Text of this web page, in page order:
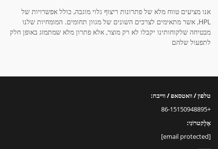
אנו מציעים טווח מלא של פתרונות ריצוף גלוי מוגבה, כולל אפשרויות של
HPL, אשר מתאימים לצרכים השונים של מגוון תחומים. המומחיות שלנו
מבטיחה שלקוחותינו יקבלו לא רק מוצר, אלא פתרון מלא שמתמזג באופן חלק
לתפעול שלהם
טלפון / וואטסאפ / ווייבח:
+86-15150948895
אֶלֶקטרוֹנִי:
[email protected]